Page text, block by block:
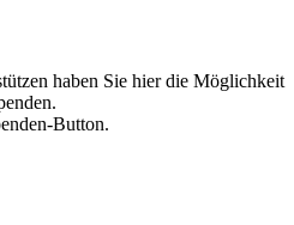
haben Sie hier die Möglichkeit
Button.